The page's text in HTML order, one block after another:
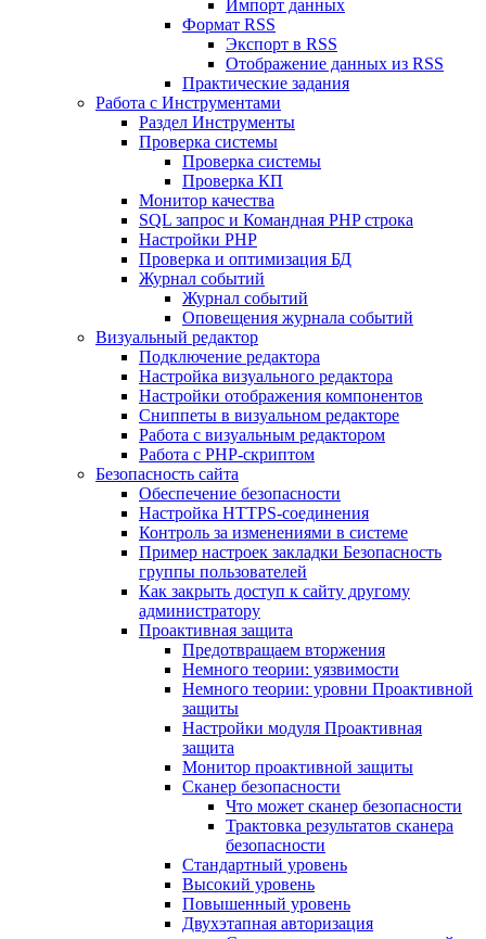
Импорт данных
Формат RSS
Экспорт в RSS
Отображение данных из RSS
Практические задания
Работа с Инструментами
Раздел Инструменты
Проверка системы
Проверка системы
Проверка КП
Монитор качества
SQL запрос и Командная PHP строка
Настройки PHP
Проверка и оптимизация БД
Журнал событий
Журнал событий
Оповещения журнала событий
Визуальный редактор
Подключение редактора
Настройка визуального редактора
Настройки отображения компонентов
Сниппеты в визуальном редакторе
Работа с визуальным редактором
Работа с PHP-скриптом
Безопасность сайта
Обеспечение безопасности
Настройка HTTPS-соединения
Контроль за изменениями в системе
Пример настроек закладки Безопасность
группы пользователей
Как закрыть доступ к сайту другому
администратору
Проактивная защита
Предотвращаем вторжения
Немного теории: уязвимости
Немного теории: уровни Проактивной
защиты
Настройки модуля Проактивная
защита
Монитор проактивной защиты
Сканер безопасности
Что может сканер безопасности
Трактовка результатов сканера
безопасности
Стандартный уровень
Высокий уровень
Повышенный уровень
Двухэтапная авторизация